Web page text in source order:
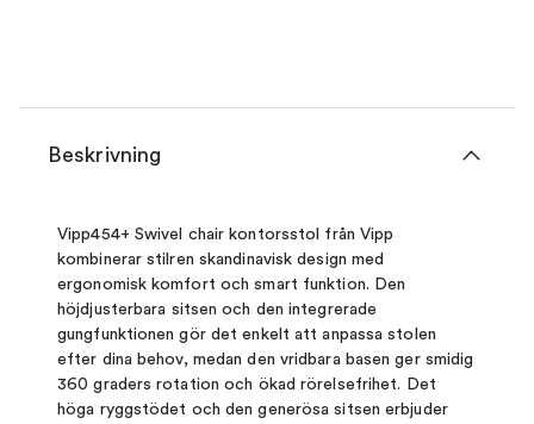
Beskrivning
Vipp454+ Swivel chair kontorsstol från Vipp
kombinerar stilren skandinavisk design med
ergonomisk komfort och smart funktion. Den
höjdjusterbara sitsen och den integrerade
gungfunktionen gör det enkelt att anpassa stolen
efter dina behov, medan den vridbara basen ger smidig
360 graders rotation och ökad rörelsefrihet. Det
höga ryggstödet och den generösa sitsen erbjuder